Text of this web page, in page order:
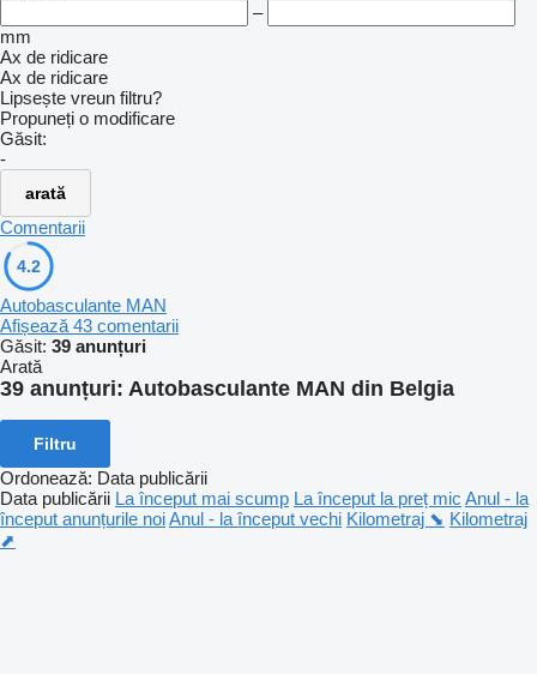
–
mm
Ax de ridicare
Ax de ridicare
Lipsește vreun filtru?
Propuneți o modificare
Găsit:
-
arată
Comentarii
4.2
Autobasculante MAN
Afișează 43 comentarii
Găsit: 39 anunțuri
Arată
39 anunțuri: Autobasculante MAN din Belgia
Filtru
Ordonează: Data publicării
Data publicării La început mai scump La început la preț mic Anul - la
început anunțurile noiAnul - la început vechi Kilometraj ⬊ Kilometraj
⬈